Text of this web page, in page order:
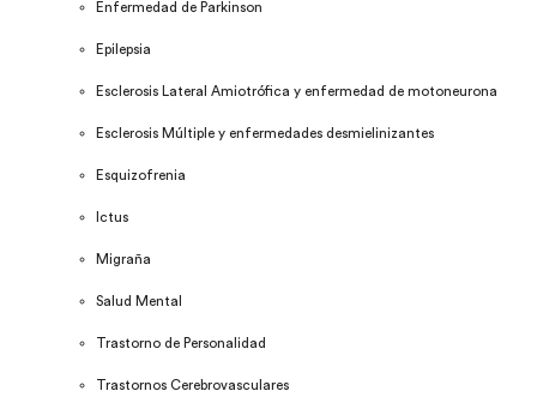
Enfermedad de Parkinson
Epilepsia
Esclerosis Lateral Amiotrófica y enfermedad de motoneurona
Esclerosis Múltiple y enfermedades desmielinizantes
Esquizofrenia
Ictus
Migraña
Salud Mental
Trastorno de Personalidad
Trastornos Cerebrovasculares